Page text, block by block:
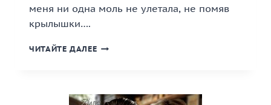
меня ни одна моль не улетала, не помяв
крылышки….
ЧИТАЙТЕ ДАЛЕЕ «БУДЕШЬ